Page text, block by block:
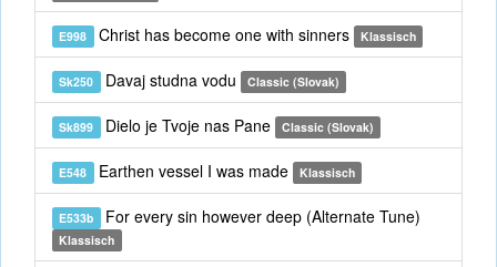
E998 Christ has become one with sinners Klassisch
Sk250 Davaj studna vodu Classic (Slovak)
Sk899 Dielo je Tvoje nas Pane Classic (Slovak)
E548 Earthen vessel I was made Klassisch
E533b For every sin however deep (Alternate Tune)
Klassisch